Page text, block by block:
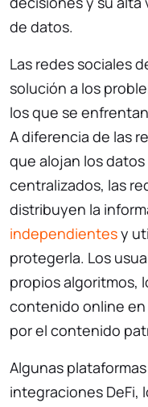
de datos.
Las redes sociales
solución a los
los que se
A diferencia de las
que alojan los
centralizados, las
distribuyen la
independientesy
protegerla. Los
propios algoritmos,
contenido online
por el contenido
Algunas
integraciones DeFi,